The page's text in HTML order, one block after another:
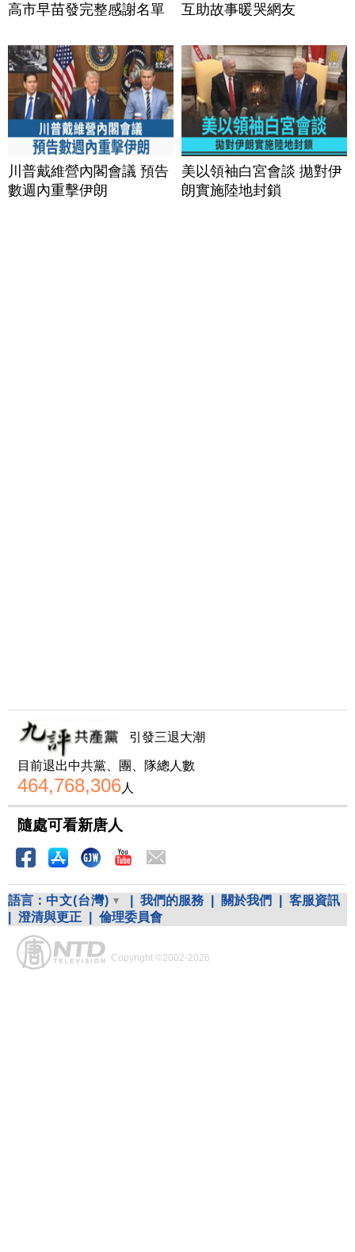
高市早苗發完整感謝名單
互助故事暖哭網友
川普戴維營內閣會議 預告
數週內重擊伊朗
美以領袖白宮會談 拋對伊
朗實施陸地封鎖
引發三退大潮
目前退出中共黨、團、隊總人數
464,768,306人
隨處可看新唐人
語言： 中文(台灣) 我們的服務 關於我們
客服資訊
澄清與更正 倫理委員會
Copyright ©2002-2026